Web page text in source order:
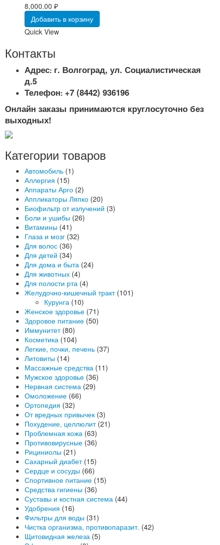
8,000.00 ₽
Добавить в корзину
Quick View
Контакты
Адрес: г. Волгоград, ул. Социалистическая
д.5
Телефон: +7 (8442) 936196
Онлайн заказы принимаются круглосуточно без
выходных!
Категории товаров
Автомобиль (1)
Аллергия (15)
Аппараты Арго (2)
Аппликаторы Ляпко (20)
Биофильтр от излучений (3)
Боли и ушибы (26)
Витамины (41)
Глаза и мозг (32)
Для волос (36)
Для детей (34)
Для дома и быта (24)
Для животных (4)
Для полости рта (4)
Желудочно-кишечный тракт (101)
Курунга (10)
Женское здоровье (71)
Здоровое питание (50)
Иммунитет (80)
Косметика (104)
Легкие, почки, печень (37)
Литовиты (14)
Массажные средства (11)
Мужское здоровье (36)
Нервная система (29)
Омоложение (66)
Ортопедия (32)
От вредных привычек (3)
Похудение, целлюлит (21)
Проблемная кожа (63)
Противовирусные (36)
Рициниолы (21)
Сахарный диабет (15)
Сердце и сосуды (66)
Спортивное питание (15)
Средства гигиены (36)
Суставы и костная система (44)
Удобрения (16)
Фильтры для воды (31)
Чистка организма, противопаразит. (42)
Щитовидная железа (5)